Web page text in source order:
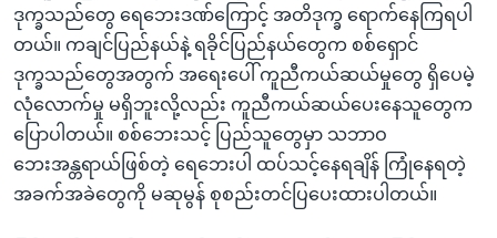
သို့
ကျော်
ရန်
ဒုက္ခသည်တွေ ရေဘေးဒဏ်ကြောင့် အတိဒုက္ခ ရောက်နေကြရပါ
တယ်။ ကချင်ပြည်နယ်နဲ့ ရခိုင်ပြည်နယ်တွေက စစ်ရှောင်
ဒုက္ခသည်တွေအတွက် အရေးပေါ် ကူညီကယ်ဆယ်မှုတွေ ရှိပေမဲ့
လုံလောက်မှု မရှိဘူးလို့လည်း ကူညီကယ်ဆယ်ပေးနေသူတွေက
ပြောပါတယ်။ စစ်ဘေးသင့် ပြည်သူတွေမှာ သဘာဝ
ဘေးအန္တရာယ်ဖြစ်တဲ့ ရေဘေးပါ ထပ်သင့်နေရချိန် ကြုံနေရတဲ့
အခက်အခဲတွေကို မဆုမွန် စုစည်းတင်ပြပေးထားပါတယ်။